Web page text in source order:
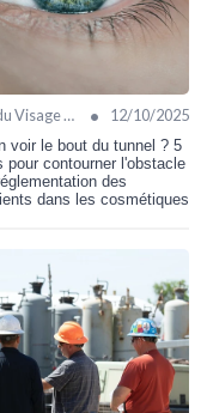
Soins du Visage Bio • 12/10/2025
voir le bout du tunnel ? 5
pour contourner l'obstacle
des
dans les cosmétiques